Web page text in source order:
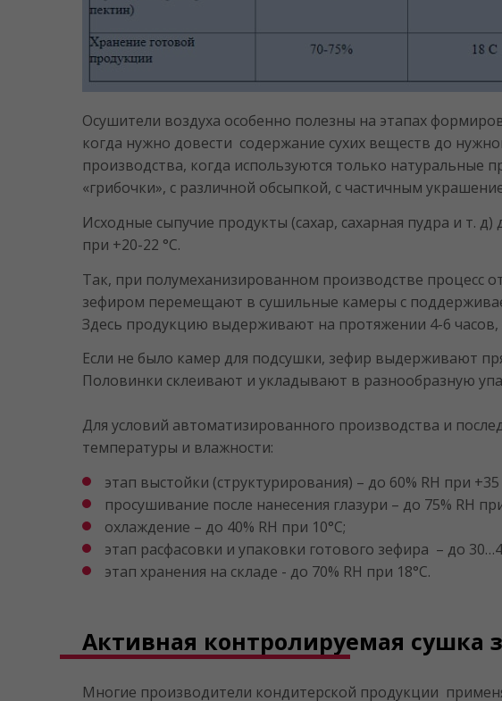
Осушители воздуха особенно полезны на этапах
когда нужно довести содержание сухих веществ до
производства, когда используются только натуральные
«грибочки», с различной обсыпкой, с частичным
Исходные сыпучие продукты (сахар, сахарная пудра и т.
при +20-22 °С.
Так, при полумеханизированном производстве процесс
зефиром перемещают в сушильные камеры с
Здесь продукцию выдерживают на протяжении 4-6 часов,
Если не было камер для подсушки, зефир выдерживают
Половинки склеивают и укладывают в разнообразную
Для условий автоматизированного производства и
температуры и влажности:
этап выстойки (структурирования) – до 60% RH при +35
просушивание после нанесения глазури – до 75% RH
охлаждение – до 40% RH при 10°С;
этап расфасовки и упаковки готового зефира – до
этап хранения на складе - до 70% RH при 18°С.
Активная контролируемая сушка
Многие производители кондитерской продукции